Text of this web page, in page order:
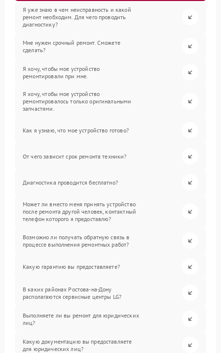
Я уже знаю в чем неисправность и какой
ремонт необходим. Для чего проводить
диагностику?
Мне нужен срочный ремонт. Сможете
сделать?
Я хочу, чтобы мое устройство
ремонтировали при мне.
Я хочу, чтобы мое устройство
ремонтировалось только оригинальными
запчастями.
Как я узнаю, что мое устройство готово?
От чего зависит срок ремонта техники?
Диагностика проводится бесплатно?
Может ли вместо меня принять устройство
после ремонта другой человек, контактный
телефон которого я предоставлю?
Возможно ли получать обратную связь в
процессе выполнения ремонтных работ?
Какую гарантию вы предоставляете?
В каких районах Ростова-на-Дону
располагаются сервисные центры LG?
Выполняете ли вы ремонт для юридических
лиц?
Какую документацию вы предоставляете
для юридических лиц?